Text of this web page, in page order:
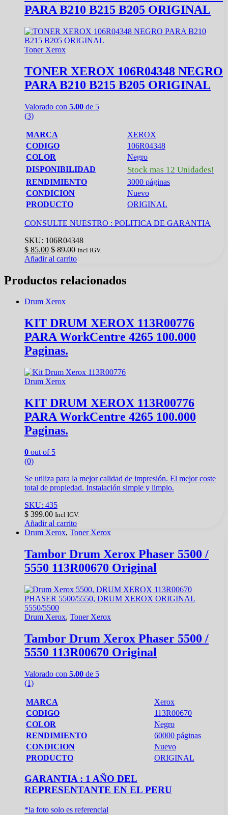
PARA B210 B215 B205 ORIGINAL
Toner Xerox
TONER XEROX 106R04348 NEGRO
PARA B210 B215 B205 ORIGINAL
Valorado con 5.00 de 5
(3)
MARCA
XEROX
CODIGO
106R04348
COLOR
Negro
DISPONIBILIDAD
Stock mas 12 Unidades!
RENDIMIENTO
3000 páginas
CONDICION
Nuevo
PRODUCTO
ORIGINAL
CONSULTE NUESTRO : POLITICA DE GARANTIA
SKU: 106R04348
$ 85.00 $89.00 Incl IGV.
Añadir al carrito
Productos relacionados
Drum Xerox
KIT DRUM XEROX 113R00776
PARA WorkCentre 4265 100.000
Paginas.
Drum Xerox
KIT DRUM XEROX 113R00776
PARA WorkCentre 4265 100.000
Paginas.
0 out of 5
(0)
Se utiliza para la mejor calidad de impresión. El mejor coste
total de propiedad. Instalación simple y limpio.
SKU: 435
$ 399.00 Incl IGV.
Añadir al carrito
Drum Xerox, Toner Xerox
Tambor Drum Xerox Phaser 5500 /
5550 113R00670 Original
Drum Xerox, Toner Xerox
Tambor Drum Xerox Phaser 5500 /
5550 113R00670 Original
Valorado con 5.00 de 5
(1)
MARCA
Xerox
CODIGO
113R00670
COLOR
Negro
RENDIMIENTO
60000 páginas
CONDICION
Nuevo
PRODUCTO
ORIGINAL
GARANTIA : 1 AÑO DEL
REPRESENTANTE EN EL PERU
*la foto solo es referencial